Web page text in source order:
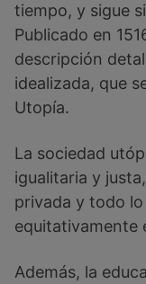
tiempo, y sigue
Publicado en
descripción
idealizada, que
Utopía.
La sociedad
igualitaria y
privada y todo
equitativamente
Además, la